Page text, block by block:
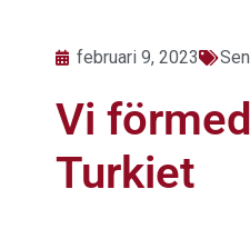
februari 9, 2023
Vi
Turkiet